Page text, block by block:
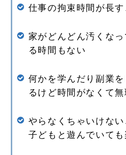
仕事の拘束時間が長
家がどんどん汚くな
る時間もない
何かを学んだり副業
るけど時間がなくて無
やらなくちゃいけな
子どもと遊んでいて